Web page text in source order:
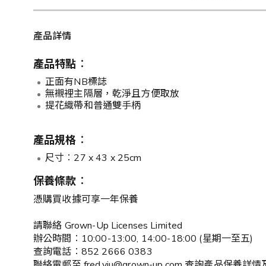
產品詳情
產品特點︰
正面有NB標誌
無襯裡主隔層，乾淨且方便取放
提花織帶和普通雙手柄
產品規格︰
尺寸︰27 x 43 x 25cm
保養條款︰
憑購買收據可享一年保養
請聯絡 Grown-Up Licenses Limited
辦公時間︰10:00-13:00, 14:00-18:00 (星期一至五)
查詢電話︰852 2666 0383